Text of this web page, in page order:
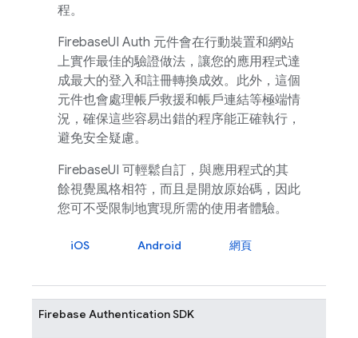
程。
FirebaseUI Auth 元件會在行動裝置和網站
上實作最佳的驗證做法，讓您的應用程式達
成最大的登入和註冊轉換成效。此外，這個
元件也會處理帳戶救援和帳戶連結等極端情
況，確保這些容易出錯的程序能正確執行，
避免安全疑慮。
FirebaseUI 可輕鬆自訂，與應用程式的其
餘視覺風格相符，而且是開放原始碼，因此
您可不受限制地實現所需的使用者體驗。
iOS Android 網頁
Firebase AuthenticationSDK